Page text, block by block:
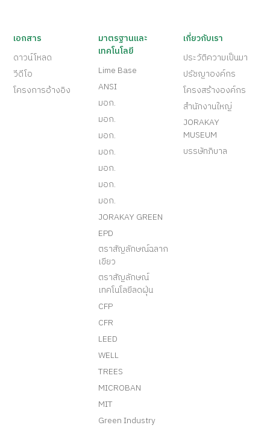
เอกสาร
ดาวน์โหลด
วีดีโอ
โครงการอ้างอิง
มาตรฐานและ
เทคโนโลยี
Lime Base
ANSI
มอก.
มอก.
มอก.
มอก.
มอก.
มอก.
มอก.
JORAKAY GREEN
EPD
ตราสัญลักษณ์ฉลาก
เขียว
ตราสัญลักษณ์
เทคโนโลยีลดฝุ่น
CFP
CFR
LEED
WELL
TREES
MICROBAN
MIT
Green Industry
เกี่ยวกับเรา
ประวัติความเป็นมา
ปรัชญาองค์กร
โครงสร้างองค์กร
สำนักงานใหญ่
JORAKAY
MUSEUM
บรรษัทภิบาล